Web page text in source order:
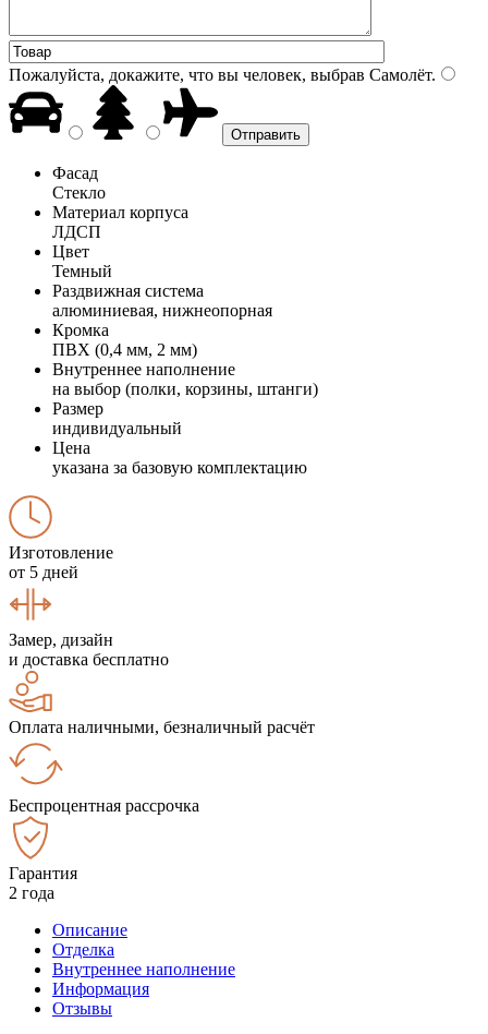
Пожалуйста, докажите, что вы человек, выбрав Самолёт.
Фасад
Стекло
Материал корпуса
ЛДСП
Цвет
Темный
Раздвижная система
алюминиевая, нижнеопорная
Кромка
ПВХ (0,4 мм, 2 мм)
Внутреннее наполнение
на выбор (полки, корзины, штанги)
Размер
индивидуальный
Цена
указана за базовую комплектацию
Изготовление
от 5 дней
Замер, дизайн
и доставка бесплатно
Оплата наличными, безналичный расчёт
Беспроцентная рассрочка
Гарантия
2 года
Описание
Отделка
Внутреннее наполнение
Информация
Отзывы